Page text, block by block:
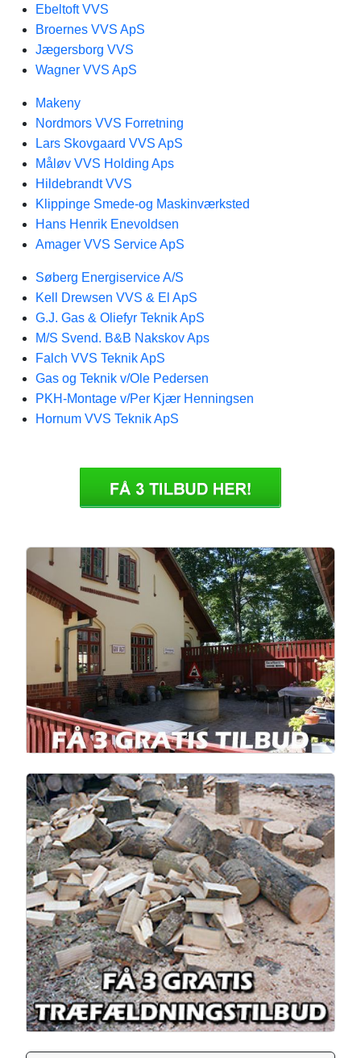
Ebeltoft VVS
Broernes VVS ApS
Jægersborg VVS
Wagner VVS ApS
Makeny
Nordmors VVS Forretning
Lars Skovgaard VVS ApS
Måløv VVS Holding Aps
Hildebrandt VVS
Klippinge Smede-og Maskinværksted
Hans Henrik Enevoldsen
Amager VVS Service ApS
Søberg Energiservice A/S
Kell Drewsen VVS & El ApS
G.J. Gas & Oliefyr Teknik ApS
M/S Svend. B&B Nakskov Aps
Falch VVS Teknik ApS
Gas og Teknik v/Ole Pedersen
PKH-Montage v/Per Kjær Henningsen
Hornum VVS Teknik ApS